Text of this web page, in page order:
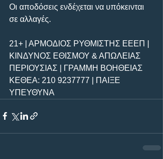
Οι αποδόσεις ενδέχεται να υπόκεινται
σε αλλαγές.
21+ | ΑΡΜΟΔΙΟΣ ΡΥΘΜΙΣΤΗΣ ΕΕΕΠ |
ΚΙΝΔΥΝΟΣ ΕΘΙΣΜΟΥ & ΑΠΩΛΕΙΑΣ
ΠΕΡΙΟΥΣΙΑΣ | ΓΡΑΜΜΗ ΒΟΗΘΕΙΑΣ
ΚΕΘΕΑ: 210 9237777 | ΠΑΙΞΕ
ΥΠΕΥΘΥΝΑ